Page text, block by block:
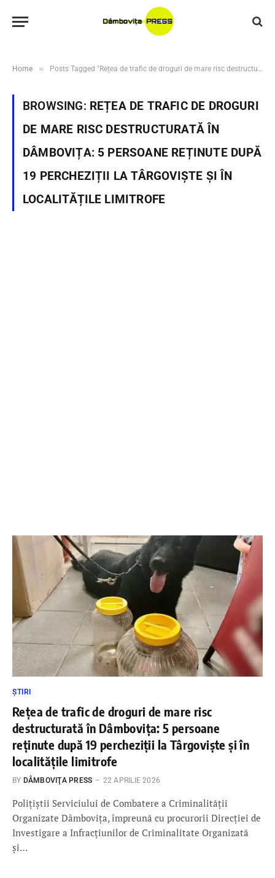
Home » Posts Tagged "Rețea de trafic de droguri de mare risc destructurată în Dâmbovița: 5 persoane reținute după 19 percheziții la Târgoviște și în localitățile limitrofe"
BROWSING: REȚEA DE TRAFIC DE DROGURI
DE MARE RISC DESTRUCTURATĂ ÎN
DÂMBOVIȚA: 5 PERSOANE REȚINUTE DUPĂ
19 PERCHEZIȚII LA TÂRGOVIȘTE ȘI ÎN
LOCALITĂȚILE LIMITROFE
ȘTIRI
Rețea de trafic de droguri de mare risc
destructurată în Dâmbovița: 5 persoane
reținute după 19 percheziții la Târgoviște și în
localitățile limitrofe
BY DÂMBOVIŢA PRESS 22 APRILIE 2026
Polițiștii Serviciului de Combatere a Criminalităţii
Organizate Dâmbovița, împreună cu procurorii Direcției de
Investigare a Infracțiunilor de Criminalitate Organizată
și…